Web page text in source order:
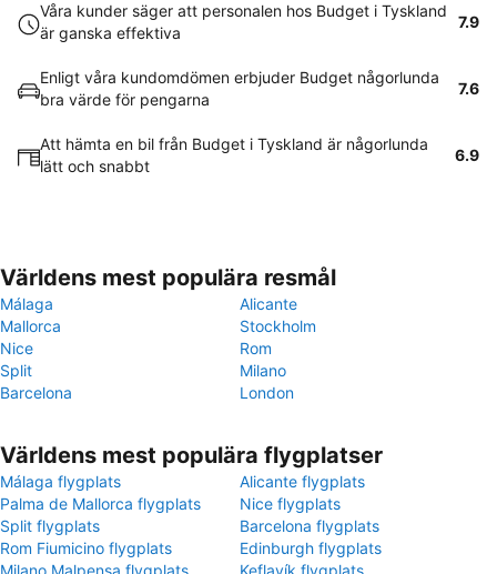
Våra kunder säger att personalen hos Budget i Tyskland
är ganska effektiva
7.9
Enligt våra kundomdömen erbjuder Budget någorlunda
bra värde för pengarna
7.6
Att hämta en bil från Budget i Tyskland är någorlunda
lätt och snabbt
6.9
Världens mest populära resmål
Málaga
Alicante
Mallorca
Stockholm
Nice
Rom
Split
Milano
Barcelona
London
Världens mest populära flygplatser
Málaga flygplats
Alicante flygplats
Palma de Mallorca flygplats
Nice flygplats
Split flygplats
Barcelona flygplats
Rom Fiumicino flygplats
Edinburgh flygplats
Milano Malpensa flygplats
Keflavík flygplats